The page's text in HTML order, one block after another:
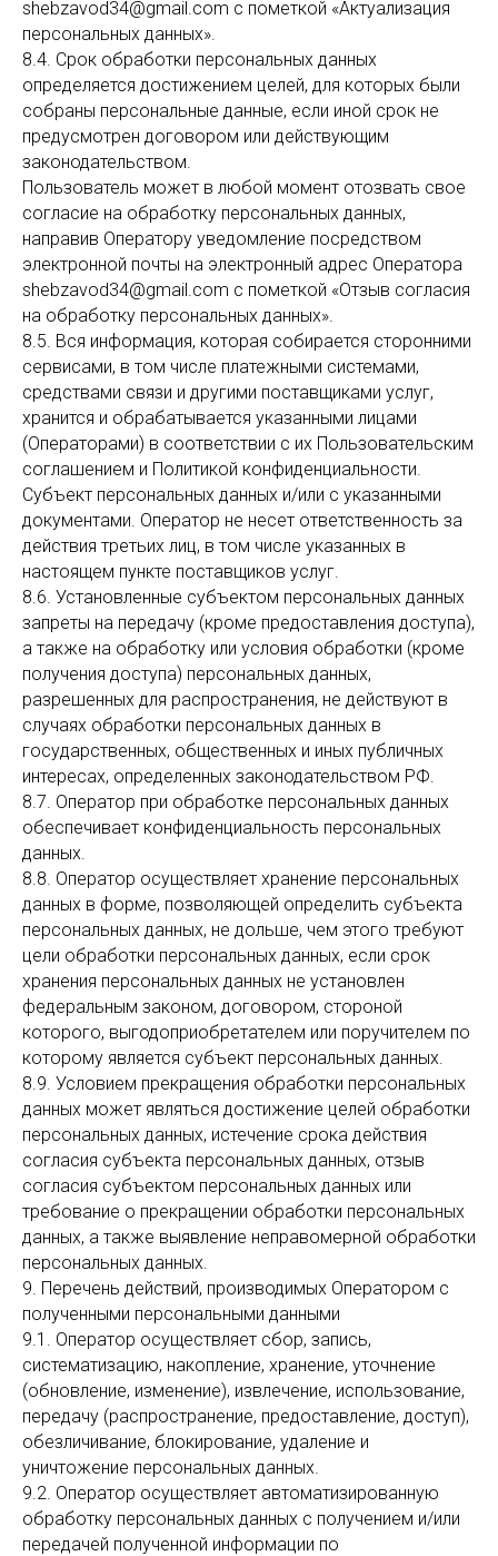
shebzavod34@gmail.com с пометкой «Актуализация
персональных данных».
8.4. Срок обработки персональных данных
определяется достижением целей, для которых были
собраны персональные данные, если иной срок не
предусмотрен договором или действующим
законодательством.
Пользователь может в любой момент отозвать свое
согласие на обработку персональных данных,
направив Оператору уведомление посредством
электронной почты на электронный адрес Оператора
shebzavod34@gmail.com с пометкой «Отзыв согласия
на обработку персональных данных».
8.5. Вся информация, которая собирается сторонними
сервисами, в том числе платежными системами,
средствами связи и другими поставщиками услуг,
хранится и обрабатывается указанными лицами
(Операторами) в соответствии с их Пользовательским
соглашением и Политикой конфиденциальности.
Субъект персональных данных и/или с указанными
документами. Оператор не несет ответственность за
действия третьих лиц, в том числе указанных в
настоящем пункте поставщиков услуг.
8.6. Установленные субъектом персональных данных
запреты на передачу (кроме предоставления доступа),
а также на обработку или условия обработки (кроме
получения доступа) персональных данных,
разрешенных для распространения, не действуют в
случаях обработки персональных данных в
государственных, общественных и иных публичных
интересах, определенных законодательством РФ.
8.7. Оператор при обработке персональных данных
обеспечивает конфиденциальность персональных
данных.
8.8. Оператор осуществляет хранение персональных
данных в форме, позволяющей определить субъекта
персональных данных, не дольше, чем этого требуют
цели обработки персональных данных, если срок
хранения персональных данных не установлен
федеральным законом, договором, стороной
которого, выгодоприобретателем или поручителем по
которому является субъект персональных данных.
8.9. Условием прекращения обработки персональных
данных может являться достижение целей обработки
персональных данных, истечение срока действия
согласия субъекта персональных данных, отзыв
согласия субъектом персональных данных или
требование о прекращении обработки персональных
данных, а также выявление неправомерной обработки
персональных данных.
9. Перечень действий, производимых Оператором с
полученными персональными данными
9.1. Оператор осуществляет сбор, запись,
систематизацию, накопление, хранение, уточнение
(обновление, изменение), извлечение, использование,
передачу (распространение, предоставление, доступ),
обезличивание, блокирование, удаление и
уничтожение персональных данных.
9.2. Оператор осуществляет автоматизированную
обработку персональных данных с получением и/или
передачей полученной информации по